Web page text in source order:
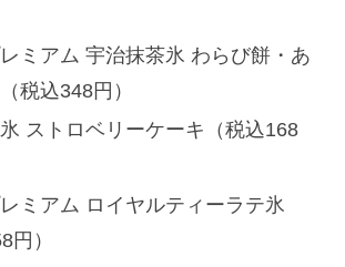
ミアム 宇治抹茶氷 わらび餅・あ
税込348円）
ストロベリーケーキ（税込168
ミアム ロイヤルティーラテ氷
円）